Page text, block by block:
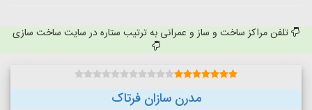
تلفن مراکز ساخت و ساز و عمرانی به ترتیب ستاره در سایت ساخت سازی
مدرن سازان فرتاک